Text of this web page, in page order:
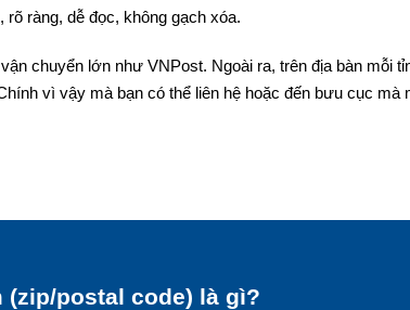
ràng, dễ đọc, không gạch xóa.
chuyển lớn như VNPost. Ngoài ra, trên địa bàn mỗi
vì vậy mà bạn có thể liên hệ hoặc đến bưu cục mà
postal code) là gì?